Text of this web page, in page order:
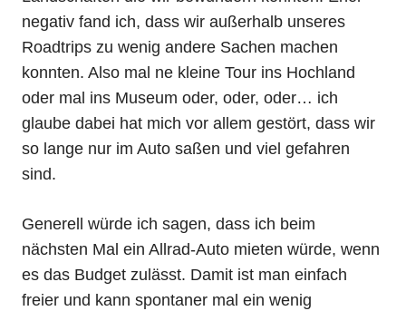
negativ fand ich, dass wir außerhalb unseres
Roadtrips zu wenig andere Sachen machen
konnten. Also mal ne kleine Tour ins Hochland
oder mal ins Museum oder, oder, oder… ich
glaube dabei hat mich vor allem gestört, dass wir
so lange nur im Auto saßen und viel gefahren
sind.
Generell würde ich sagen, dass ich beim
nächsten Mal ein Allrad-Auto mieten würde, wenn
es das Budget zulässt. Damit ist man einfach
freier und kann spontaner mal ein wenig